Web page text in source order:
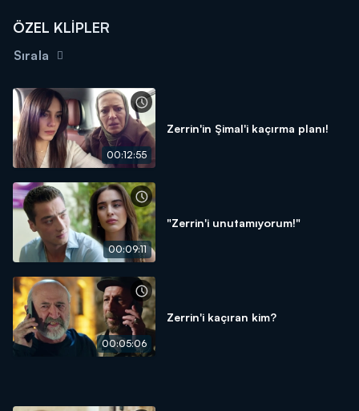
ÖZEL KLİPLER
Sırala
00:12:55
Zerrin'in Şimal'i kaçırma planı!
00:09:11
"Zerrin'i unutamıyorum!"
00:05:06
Zerrin'i kaçıran kim?